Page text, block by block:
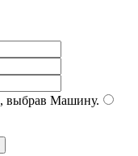
выбрав Машину.